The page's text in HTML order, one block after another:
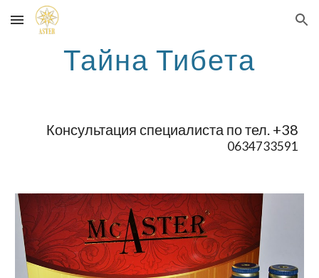
Skip to main content Skip to navigation
Тайна Тибета
Консультация специалиста по тел. +38
0634733591